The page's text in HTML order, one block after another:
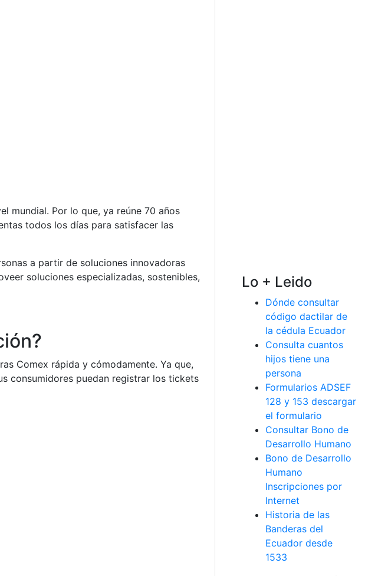
mundial. Por lo que, ya reúne 70 años
todos los días para satisfacer las
a partir de soluciones innovadoras
soluciones especializadas, sostenibles,
Comex rápida y cómodamente. Ya que,
consumidores puedan registrar los tickets
Lo + Leido
Dónde consultar
código dactilar de
la cédula Ecuador
Consulta cuantos
hijos tiene una
persona
Formularios ADSEF
128 y 153 descargar
el formulario
Consultar Bono de
Desarrollo Humano
Bono de Desarrollo
Humano
Inscripciones por
Internet
Historia de las
Banderas del
Ecuador desde
1533